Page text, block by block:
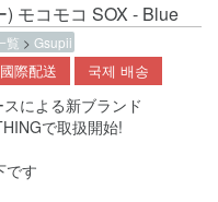
) モコモコ SOX - Blue
覧 > Gsupii
國際配送 국제 배송
による新ブランド
で取扱開始!
です